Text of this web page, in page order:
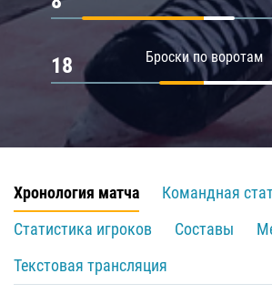
Броски по воротам
18
Хронология матча
Командная
Статистика игроков
Составы
Текстовая трансляция